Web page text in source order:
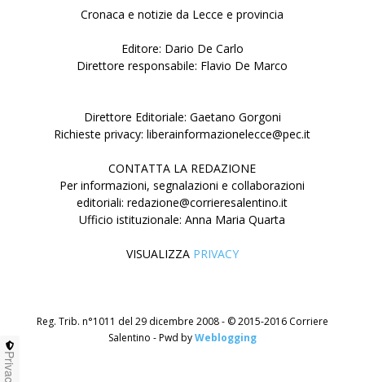
Cronaca e notizie da Lecce e provincia
Editore: Dario De Carlo
Direttore responsabile: Flavio De Marco
Direttore Editoriale: Gaetano Gorgoni
Richieste privacy: liberainformazionelecce@pec.it
CONTATTA LA REDAZIONE
Per informazioni, segnalazioni e collaborazioni
editoriali: redazione@corrieresalentino.it
Ufficio istituzionale: Anna Maria Quarta
VISUALIZZA PRIVACY
Reg. Trib. n°1011 del 29 dicembre 2008 - © 2015-2016 Corriere
Salentino - Pwd byWeblogging
Privacy